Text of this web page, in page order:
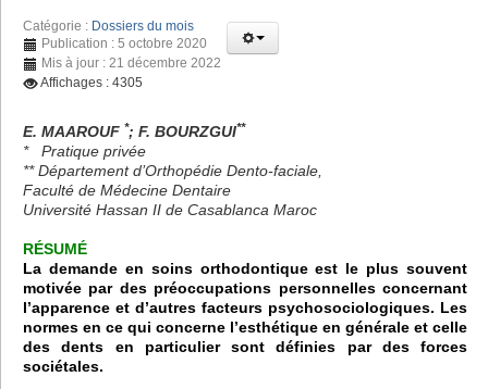
Catégorie : Dossiers du mois
Publication : 5 octobre 2020
Mis à jour : 21 décembre 2022
Affichages : 4305
E. MAAROUF *; F. BOURZGUI**
* Pratique privée
** Département d’Orthopédie Dento-faciale,
Faculté de Médecine Dentaire
Université Hassan II de Casablanca Maroc
RÉSUMÉ
La demande en soins orthodontique est le plus souvent
motivée par des préoccupations personnelles concernant
l’apparence et d’autres facteurs psychosociologiques. Les
normes en ce qui concerne l’esthétique en générale et celle
des dents en particulier sont définies par des forces
sociétales.